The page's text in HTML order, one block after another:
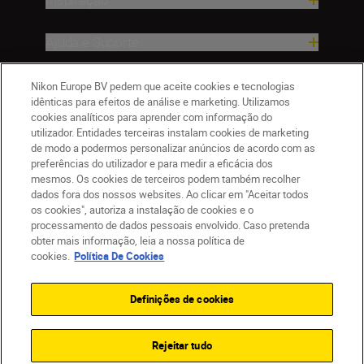
Empresa
PT Nikon Sites
Contacte-nos
Aviso de Privacidade
Termos de utilização
Política de Cookies
Definições de Cookies
Nikon Europe BV pedem que aceite cookies e tecnologias
idênticas para efeitos de análise e marketing. Utilizamos
cookies analíticos para aprender com informação do
utilizador. Entidades terceiras instalam cookies de marketing
de modo a podermos personalizar anúncios de acordo com as
preferências do utilizador e para medir a eficácia dos
mesmos. Os cookies de terceiros podem também recolher
dados fora dos nossos websites. Ao clicar em "Aceitar todos
os cookies", autoriza a instalação de cookies e o
processamento de dados pessoais envolvido. Caso pretenda
obter mais informação, leia a nossa política de
cookies. Política De Cookies
Definições de cookies
Rejeitar tudo